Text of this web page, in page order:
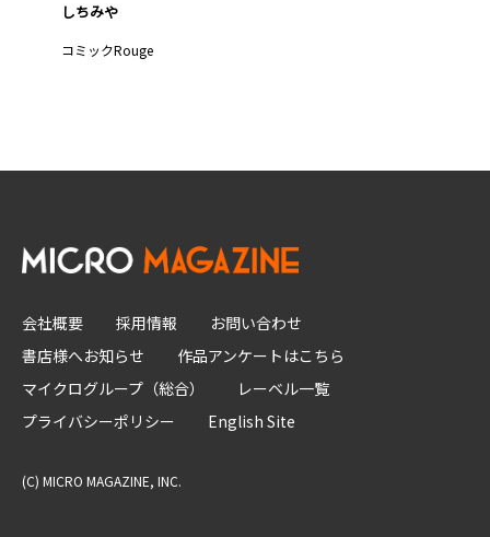
しちみや
コミックRouge
会社概要 採用情報
お問い合わせ
書店様へお知らせ
作品アンケートはこちら
マイクログループ（総合）
レーベル一覧
プライバシーポリシー
English Site
(C) MICRO MAGAZINE, INC.